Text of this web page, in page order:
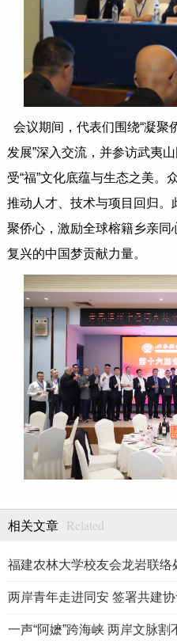
会议期间，代表们围绕“凝聚
发展”深入交流，并参访武夷
受“福”文化底蕴与生态之美。
推动人才、技术与项目回归
聚侨心，激励全球榕籍乡亲
复兴的中国梦贡献力量。
相关文章 Related
两岸青年走进同安 签署共建协
一声“阿嬷”跨海峡 两岸文脉割